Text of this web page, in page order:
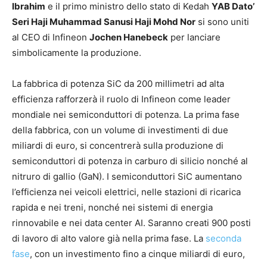
Ibrahim e il primo ministro dello stato di Kedah YAB Dato’
Seri Haji Muhammad Sanusi Haji Mohd Nor si sono uniti
al CEO di Infineon Jochen Hanebeck per lanciare
simbolicamente la produzione.
La fabbrica di potenza SiC da 200 millimetri ad alta
efficienza rafforzerà il ruolo di Infineon come leader
mondiale nei semiconduttori di potenza. La prima fase
della fabbrica, con un volume di investimenti di due
miliardi di euro, si concentrerà sulla produzione di
semiconduttori di potenza in carburo di silicio nonché al
nitruro di gallio (GaN). I semiconduttori SiC aumentano
l’efficienza nei veicoli elettrici, nelle stazioni di ricarica
rapida e nei treni, nonché nei sistemi di energia
rinnovabile e nei data center AI. Saranno creati 900 posti
di lavoro di alto valore già nella prima fase. La seconda
fase, con un investimento fino a cinque miliardi di euro,